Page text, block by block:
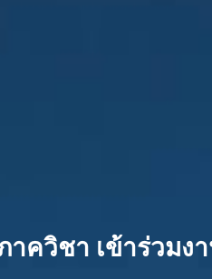
ควิชา เข้าร่วม